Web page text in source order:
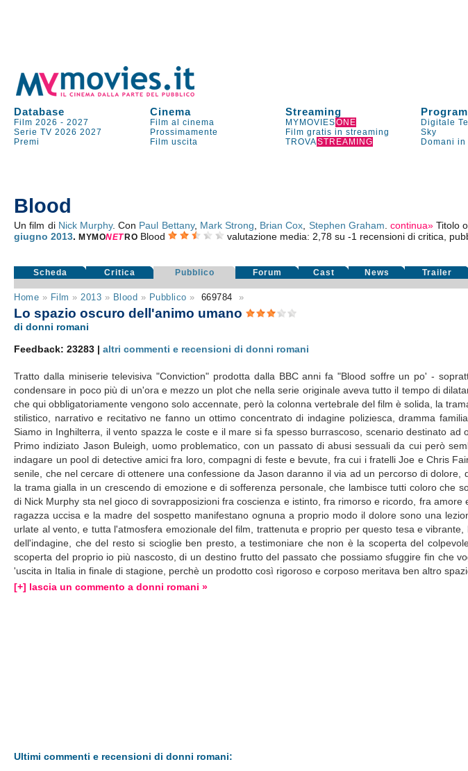
Database Cinema Streaming
Film 2026 -2027 Film al cinema MYMOVIESONE Digitale
Serie TV 2026 2027 Prossimamente Film gratis in streaming Sky
Premi
Film uscita TROVASTREAMING Domani in
Blood
Un film di Nick Murphy. Con Paul Bettany, Mark Strong Brian Cox Stephen Graham continua» Titolo
giugno 2013.MYMONET RO Blood valutazione media: 2,78 su -1 recensioni di critica,
Scheda Critica Pubblico Forum Cast News Trailer
Home » Film » 2013 » Blood » Pubblico » 669784 »
Lo spazio oscuro dell'animo umano
di donni romani
Feedback: 23283 |altri commenti e recensioni di donni romani
Tratto dalla miniserie televisiva "Conviction" prodotta dalla BBC anni fa "Blood soffre un po' -
condensare in poco più di un'ora e mezzo un plot che nella serie originale aveva tutto il tempo di
che qui obbligatoriamente vengono solo accennate, però la colonna vertebrale del film è solida, la
stilistico, narrativo e recitativo ne fanno un ottimo concentrato di indagine poliziesca, dramma
Siamo in Inghilterra, il vento spazza le coste e il mare si fa spesso burrascoso, scenario destinato ad
Primo indiziato Jason Buleigh, uomo problematico, con un passato di abusi sessuali da cui però
indagare un pool di detective amici fra loro, compagni di feste e bevute, fra cui i fratelli Joe e Chris
senile, che nel cercare di ottenere una confessione da Jason daranno il via ad un percorso di
la trama gialla in un crescendo di emozione e di sofferenza personale, che lambisce tutti coloro che
di Nick Murphy sta nel gioco di sovrapposizioni fra coscienza e istinto, fra rimorso e ricordo, fra
ragazza uccisa e la madre del sospetto manifestano ognuna a proprio modo il dolore sono una
urlate al vento, e tutta l'atmosfera emozionale del film, trattenuta e proprio per questo tesa e
dell'indagine, che del resto si scioglie ben presto, a testimoniare che non è la scoperta del
scoperta del proprio io più nascosto, di un destino frutto del passato che possiamo sfuggire fin che
'uscita in Italia in finale di stagione, perchè un prodotto così rigoroso e corposo meritava ben altro
[+] lascia un commento a donni romani »
Ultimi commenti e recensioni di donni romani: